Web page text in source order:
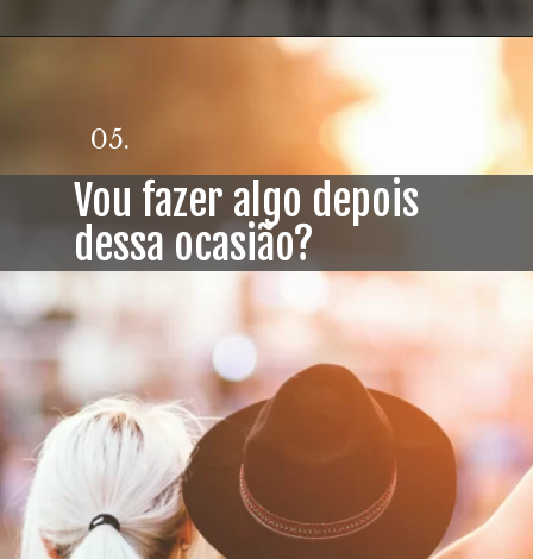
Vou fazer algo depois
dessa ocasião?
05.